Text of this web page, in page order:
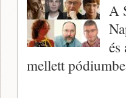
A
mellett